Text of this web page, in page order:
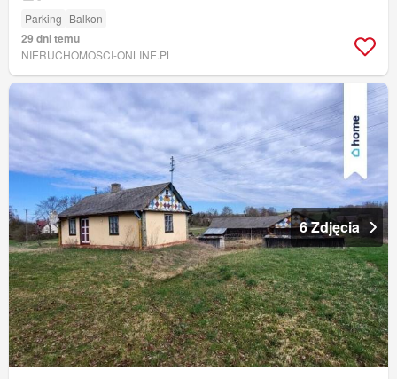
Parking Balkon
29 dni temu
NIERUCHOMOSCI-ONLINE.PL
6 Zdjęcia